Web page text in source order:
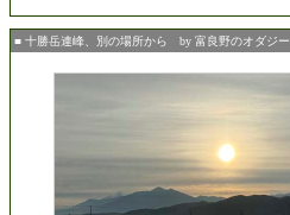
■ 十勝岳連峰、別の場所から by 富良野のオダジー